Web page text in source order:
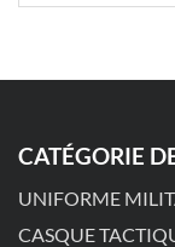
CATÉGORIE
UNIFORME
CASQUE